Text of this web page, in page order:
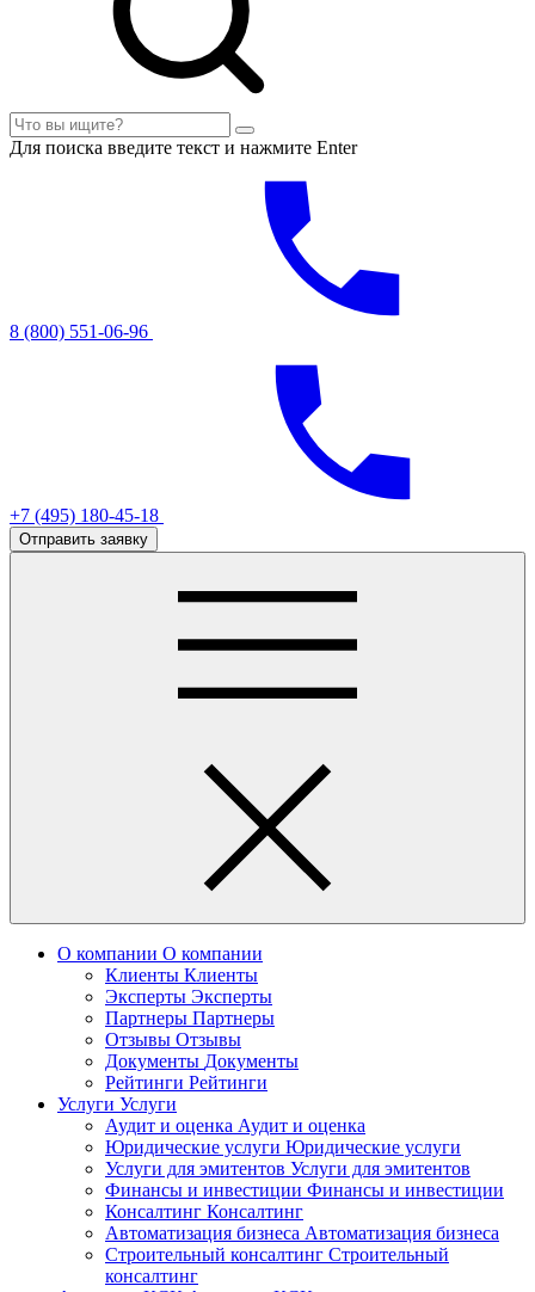
Для поиска введите текст и нажмите Enter
8 (800) 551-06-96
+7 (495) 180-45-18
Отправить заявку
О компании О компании
Клиенты Клиенты
Эксперты Эксперты
Партнеры Партнеры
Отзывы Отзывы
Документы Документы
Рейтинги Рейтинги
Услуги Услуги
Аудит и оценка Аудит и оценка
Юридические услуги Юридические услуги
Услуги для эмитентов Услуги для эмитентов
Финансы и инвестиции Финансы и инвестиции
Консалтинг Консалтинг
Автоматизация бизнеса Автоматизация бизнеса
Строительный консалтинг Строительный
консалтинг